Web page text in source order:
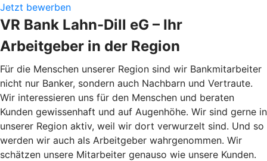
Jetzt bewerben
VR Bank Lahn-Dill eG – Ihr
Arbeitgeber in der Region
Für die Menschen unserer Region sind wir Bankmitarbeiter
nicht nur Banker, sondern auch Nachbarn und Vertraute.
Wir interessieren uns für den Menschen und beraten
Kunden gewissenhaft und auf Augenhöhe. Wir sind gerne in
unserer Region aktiv, weil wir dort verwurzelt sind. Und so
werden wir auch als Arbeitgeber wahrgenommen. Wir
schätzen unsere Mitarbeiter genauso wie unsere Kunden.